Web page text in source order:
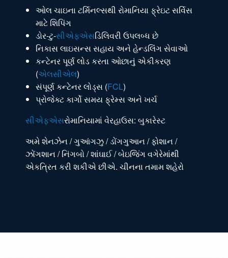
ઓલ ચાઇના ટર્મિનલ્સથી રોમાનિયા ફ્રેઇટ સર્વિસ
માટે શિપિંગ
ડોર-ટુ-સીએફએસડિલિવરી ઉપલબ્ધ છે
નિકાસ લાઇસન્સ સહાય અને હેન્ડલિંગ સેવાઓ
કન્ટેનર પૂર્ણ લોડ કરતા ઓછાનું એકીકરણ
(એલસીએલ)
સંપૂર્ણ કન્ટેનર લોડ્સ (FCL)
પ્રોજેક્ટ કાર્ગો સમય ફ્રેમ્સ અને ખર્ચ
સીએફએસરોમાનિયામાં વેરહાઉસ: બુકારેસ્ટ
અમે શેનઝેન / ગુઆંગઝુ / ડોંગગુઆન / ફોશાન /
ઝોંગશાન / નિંગબો / શાંઘાઈ / બેઇજિંગ વગેરેમાંથી
એકત્રિત કરી શકીએ છીએ. ચીનના તમામ શહેરો